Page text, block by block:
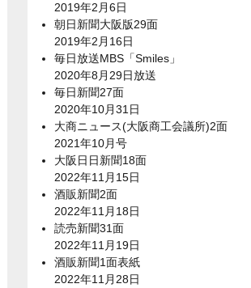
2019年2月6日
朝日新聞大阪版29面
2019年2月16日
毎日放送MBS「Smiles」
2020年8月29日放送
毎日新聞27面
2020年10月31日
大商ニュース(大阪商工会議所)2面
2021年10月号
大阪日日新聞18面
2022年11月15日
酒販新聞2面
2022年11月18日
読売新聞31面
2022年11月19日
酒販新聞1面表紙
2022年11月28日